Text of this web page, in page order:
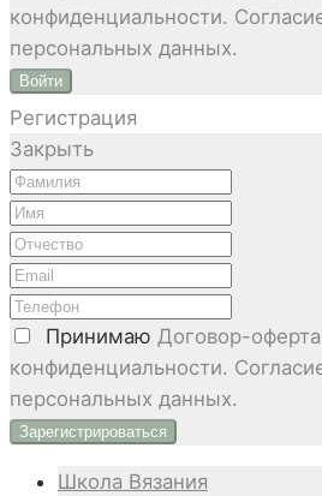
конфиденциальности.
персональных данных.
Войти
Регистрация
Закрыть
Принимаю Договор-
конфиденциальности.
персональных данных.
Школа Вязания